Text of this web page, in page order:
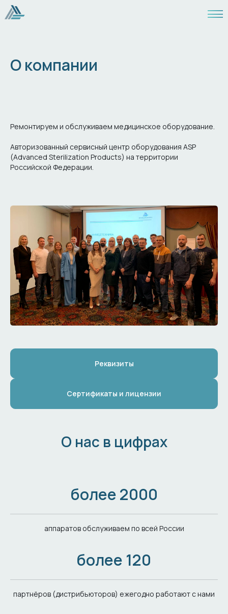
О компании
Ремонтируем и обслуживаем медицинское оборудование.
Авторизованный сервисный центр оборудования ASP
(Advanced Sterilization Products) на территории
Российской Федерации.
Реквизиты
Сертификаты и лицензии
О нас в цифрах
более2000
аппаратов обслуживаем по всей России
более 120
партнёров (дистрибьюторов) ежегодно работают с нами